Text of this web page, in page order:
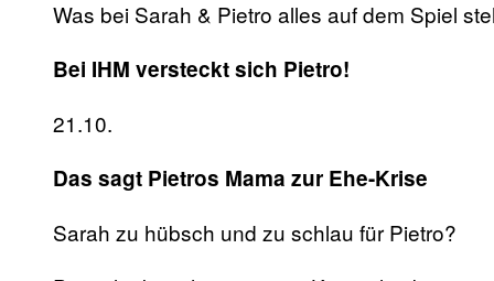
Was bei Sarah & Pietro alles auf dem Spiel
Bei IHM versteckt sich Pietro!
21.10.
Das sagt Pietros Mama zur Ehe-Krise
Sarah zu hübsch und zu schlau für Pietro?